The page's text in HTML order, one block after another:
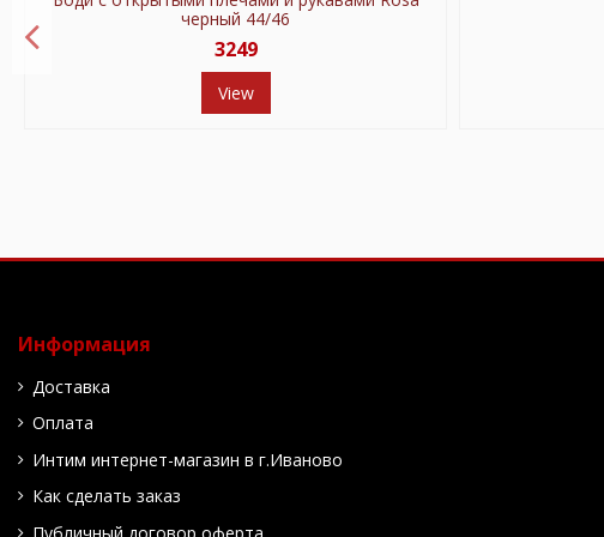
черный 44/46
3249
View
Информация
Доставка
Оплата
Интим интернет-магазин в г.Иваново
Как сделать заказ